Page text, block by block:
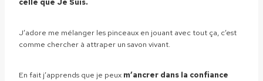
celle que Je Suis.
J’adore me mélanger les pinceaux en jouant avec tout ça, c’est
comme chercher à attraper un savon vivant.
En fait j’apprends que je peux m’ancrer dans la confiance